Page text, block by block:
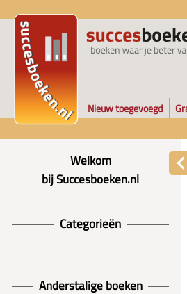
Nieuw toegevoegd
Welkom
bij Succesboeken.nl
Categorieën
Anderstalige boeken